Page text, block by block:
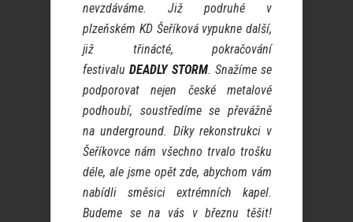
nevzdáváme. Již podruhé v
plzeňském KD Šeříková vypukne další,
již třinácté, pokračování
festivaluDEADLY STORM. Snažíme se
podporovat nejen české metalové
podhoubí, soustředíme se převážně
na underground. Díky rekonstrukci v
Šeříkovce nám všechno trvalo trošku
déle, ale jsme opět zde, abychom vám
nabídli směsici extrémních kapel.
Budeme se na vás v březnu těšit!